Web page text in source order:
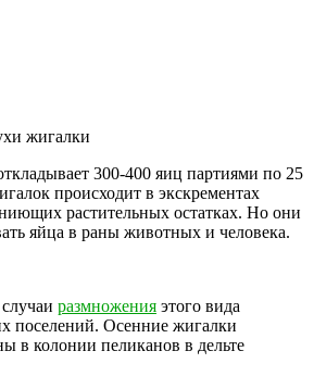
жигалки
300-400 яиц партиями по 25
происходит в экскрементах
растительных остатках. Но они
яйца в раны животных и человека.
размножения этого вида
поселений. Осенние жигалки
в колонии пеликанов в дельте